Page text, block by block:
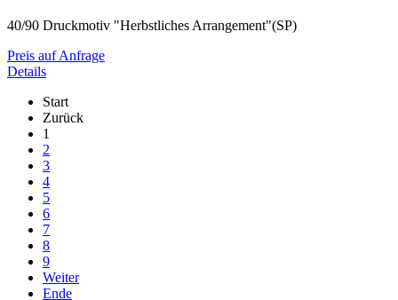
40/90 Druckmotiv "Herbstliches Arrangement"(SP)
Preis auf Anfrage
Details
Start
Zurück
1
2
3
4
5
6
7
8
9
Weiter
Ende